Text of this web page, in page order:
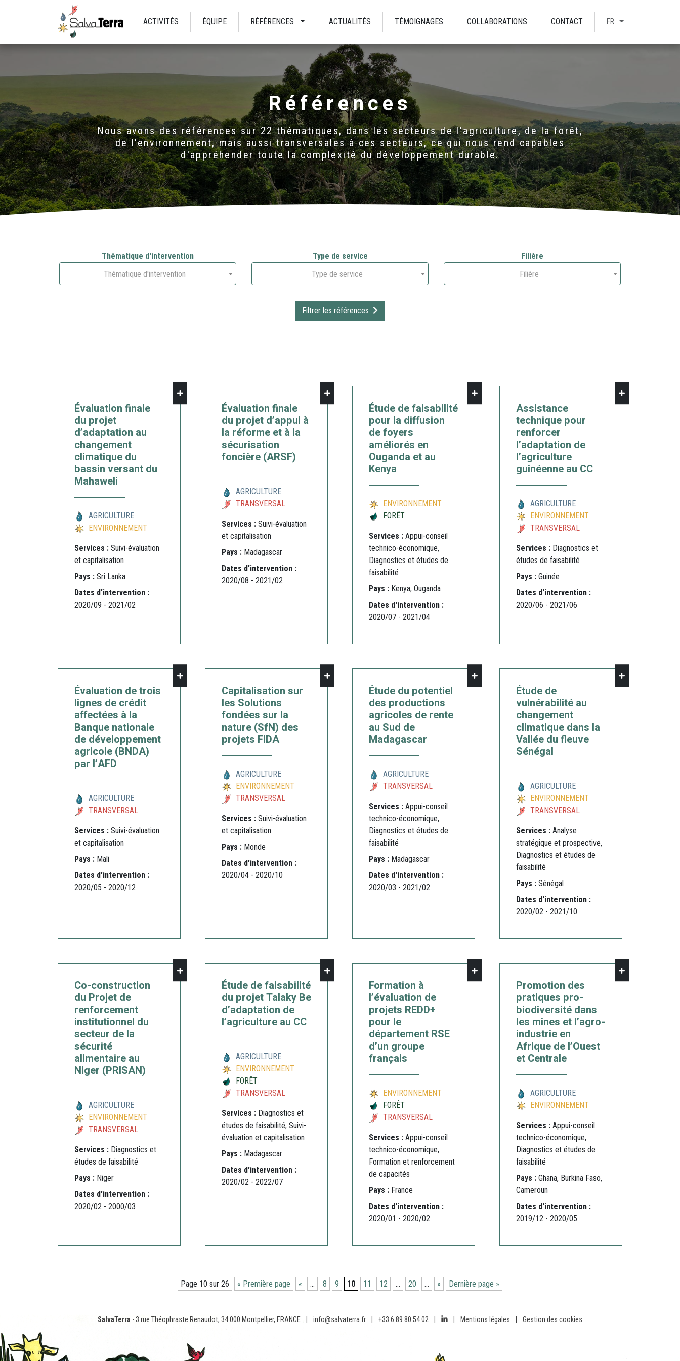
ACTIVITÉS ÉQUIPE RÉFÉRENCES ACTUALITÉS TÉMOIGNAGES COLLABORATIONS CONTACT FR
Références
Nous avons des références sur 22 thématiques, dans les secteurs de l'agriculture, de la forêt,
de l'environnement, mais aussi transversales à ces secteurs, ce qui nous rend capables
d'appréhender toute la complexité du développement durable.
Thématique d'intervention
Thématique d'intervention
Type de service
Type de service
Filière
Filière
Filtrer les références
Évaluation finale
du projet
d’adaptation au
changement
climatique du
bassin versant du
Mahaweli
AGRICULTURE
ENVIRONNEMENT
Services : Suivi-évaluation
et capitalisation
Pays : Sri Lanka
Dates d'intervention :
2020/09 - 2021/02
Évaluation finale
du projet d’appui à
la réforme et à la
sécurisation
foncière (ARSF)
AGRICULTURE
TRANSVERSAL
Services : Suivi-évaluation
et capitalisation
Pays : Madagascar
Dates d'intervention :
2020/08 - 2021/02
Étude de faisabilité
pour la diffusion
de foyers
améliorés en
Ouganda et au
Kenya
ENVIRONNEMENT
FORÊT
Services : Appui-conseil
technico-économique,
Diagnostics et études de
faisabilité
Pays : Kenya, Ouganda
Dates d'intervention :
2020/07 - 2021/04
Assistance
technique pour
renforcer
l’adaptation de
l’agriculture
guinéenne au CC
AGRICULTURE
ENVIRONNEMENT
TRANSVERSAL
Services : Diagnostics et
études de faisabilité
Pays : Guinée
Dates d'intervention :
2020/06 - 2021/06
Évaluation de trois
lignes de crédit
affectées à la
Banque nationale
de développement
agricole (BNDA)
par l’AFD
AGRICULTURE
TRANSVERSAL
Services : Suivi-évaluation
et capitalisation
Pays : Mali
Dates d'intervention :
2020/05 - 2020/12
Capitalisation sur
les Solutions
fondées sur la
nature (SfN) des
projets FIDA
AGRICULTURE
ENVIRONNEMENT
TRANSVERSAL
Services : Suivi-évaluation
et capitalisation
Pays : Monde
Dates d'intervention :
2020/04 - 2020/10
Étude du potentiel
des productions
agricoles de rente
au Sud de
Madagascar
AGRICULTURE
TRANSVERSAL
Services : Appui-conseil
technico-économique,
Diagnostics et études de
faisabilité
Pays : Madagascar
Dates d'intervention :
2020/03 - 2021/02
Étude de
vulnérabilité au
changement
climatique dans la
Vallée du fleuve
Sénégal
AGRICULTURE
ENVIRONNEMENT
TRANSVERSAL
Services : Analyse
stratégique et prospective,
Diagnostics et études de
faisabilité
Pays : Sénégal
Dates d'intervention :
2020/02 - 2021/10
Co-construction
du Projet de
renforcement
institutionnel du
secteur de la
sécurité
alimentaire au
Niger (PRISAN)
AGRICULTURE
ENVIRONNEMENT
TRANSVERSAL
Services : Diagnostics et
études de faisabilité
Pays : Niger
Dates d'intervention :
2020/02 - 2000/03
Étude de faisabilité
du projet Talaky Be
d’adaptation de
l’agriculture au CC
AGRICULTURE
ENVIRONNEMENT
FORÊT
TRANSVERSAL
Services : Diagnostics et
études de faisabilité, Suivi-
évaluation et capitalisation
Pays : Madagascar
Dates d'intervention :
2020/02 - 2022/07
Formation à
l’évaluation de
projets REDD+
pour le
département RSE
d’un groupe
français
ENVIRONNEMENT
FORÊT
TRANSVERSAL
Services : Appui-conseil
technico-économique,
Formation et renforcement
de capacités
Pays : France
Dates d'intervention :
2020/01 - 2020/02
Promotion des
pratiques pro-
biodiversité dans
les mines et l’agro-
industrie en
Afrique de l’Ouest
et Centrale
AGRICULTURE
ENVIRONNEMENT
Services : Appui-conseil
technico-économique,
Diagnostics et études de
faisabilité
Pays : Ghana, Burkina Faso,
Cameroun
Dates d'intervention :
2019/12 - 2020/05
Page 10 sur 26 « Première page « … 8 9 10 11 12 … 20 … » Dernière page »
SalvaTerra - 3 rue Théophraste Renaudot, 34 000 Montpellier, FRANCE info@salvaterra.fr +33 6 89 80 54 02 Mentions légales Gestion des cookies